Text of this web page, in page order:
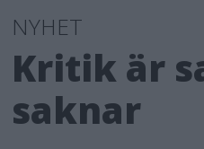
NYHET
Kritik är
saknar